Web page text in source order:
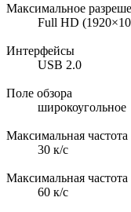
Максимальное
Full HD
Интерфейсы
USB 2.0
Поле обзора
широкоугольное
Максимальная
30 к/с
Максимальная
60 к/с